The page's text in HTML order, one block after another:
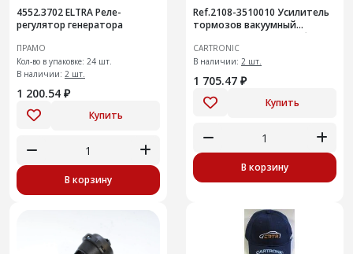
4552.3702 ELTRA Реле-
регулятор генератора
ПРАМО
Кол-во в упаковке: 24 шт.
В наличии: 2 шт.
1 200.54 ₽
Купить
В корзину
Ref.2108-3510010 Усилитель
тормозов вакуумный
Cartronic CRTR0133182 без
ГТЦ
CARTRONIC
В наличии: 2 шт.
1 705.47 ₽
Купить
В корзину